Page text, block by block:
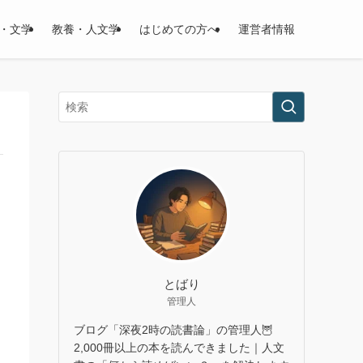
文学 教養・人文学 はじめての方へ 運営者情報
とばり
管理人
ブログ「深夜2時の読書論」の管理人🦉
2,000冊以上の本を読んできました｜人文